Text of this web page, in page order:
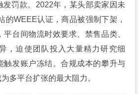
发罚款。2022年，某头部卖家因未
的WEEE认证，商品被强制下架，
台间物流时效要求、禁售品类、
，迫使团队投入大量精力研究细
触发账户冻结。合规成本的攀升与
多平台扩张的最大阻力。